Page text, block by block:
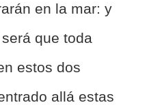
en la mar: y
que toda
estos dos
allá estas